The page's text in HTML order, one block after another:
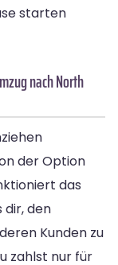
starten
nach North
der Option
das
dir, den
Kunden zu
zahlst nur für